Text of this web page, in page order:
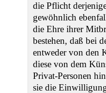
die Pflicht
gewöhnlich
die Ehre ihrer
bestehen, daß bei
entweder von den
diese von dem
Privat-Personen
sie die